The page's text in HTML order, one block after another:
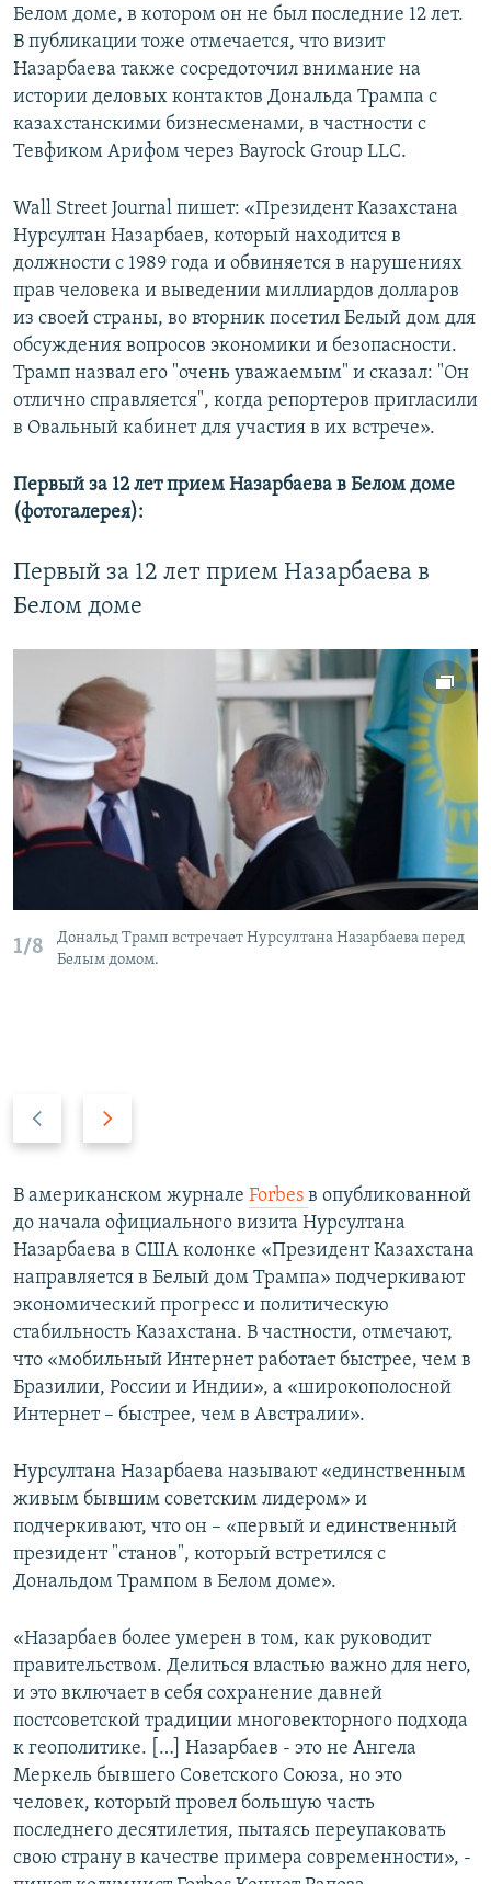
Белом доме, в котором он не был последние 12 лет.
В публикации тоже отмечается, что визит
Назарбаева также сосредоточил внимание на
истории деловых контактов Дональда Трампа с
казахстанскими бизнесменами, в частности с
Тевфиком Арифом через Bayrock Group LLC.
Wall Street Journal пишет: «Президент Казахстана
Нурсултан Назарбаев, который находится в
должности с 1989 года и обвиняется в нарушениях
прав человека и выведении миллиардов долларов
из своей страны, во вторник посетил Белый дом для
обсуждения вопросов экономики и безопасности.
Трамп назвал его "очень уважаемым" и сказал: "Он
отлично справляется", когда репортеров пригласили
в Овальный кабинет для участия в их встрече».
Первый за 12 лет прием Назарбаева в Белом доме
(фотогалерея):
Первый за 12 лет прием Назарбаева в
Белом доме
1/8
Дональд Трамп встречает Нурсултана Назарбаева перед
Белым домом.
v
i
o
u
s
s
l
i
d
t
s
l
i
d
e
В американском журнале Forbes в опубликованной
до начала официального визита Нурсултана
Назарбаева в США колонке «Президент Казахстана
направляется в Белый дом Трампа» подчеркивают
экономический прогресс и политическую
стабильность Казахстана. В частности, отмечают,
что «мобильный Интернет работает быстрее, чем в
Бразилии, России и Индии», а «широкополосной
Интернет – быстрее, чем в Австралии».
Нурсултана Назарбаева называют «единственным
живым бывшим советским лидером» и
подчеркивают, что он – «первый и единственный
президент "станов", который встретился с
Дональдом Трампом в Белом доме».
«Назарбаев более умерен в том, как руководит
правительством. Делиться властью важно для него,
и это включает в себя сохранение давней
постсоветской традиции многовекторного подхода
к геополитике. […] Назарбаев - это не Ангела
Меркель бывшего Советского Союза, но это
человек, который провел большую часть
последнего десятилетия, пытаясь переупаковать
свою страну в качестве примера современности», -